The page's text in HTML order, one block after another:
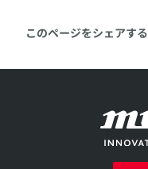
このページをシェアする